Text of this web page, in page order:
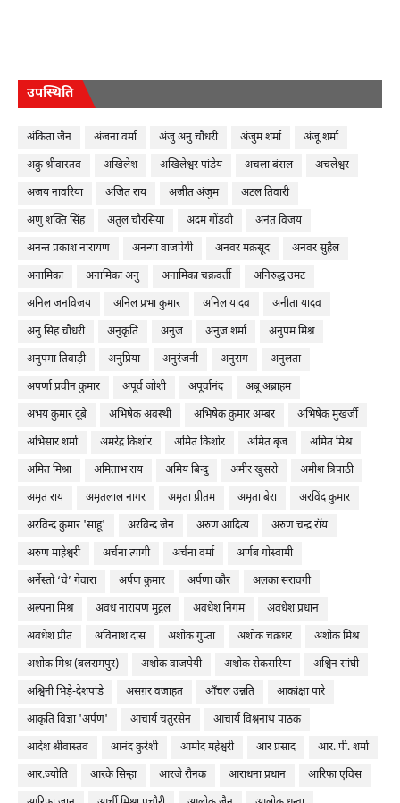
उपस्थिति
अंकिता जैन अंजना वर्मा अंजु अनु चौधरी अंजुम शर्मा
अंजू शर्मा
अकु श्रीवास्तव
अखिलेश अखिलेश्वर पांडेय अचला बंसल
अचलेश्वर
अजय नावरिया
अजित राय अजीत अंजुम
अटल तिवारी
अणु शक्ति सिंह
अतुल चौरसिया अदम गोंडवी
अनंत विजय
अनन्त प्रकाश नारायण
अनन्या वाजपेयी अनवर मक़सूद
अनवर सुहैल
अनामिका
अनामिका अनु अनामिका चक्रवर्ती
अनिरुद्ध उमट
अनिल जनविजय
अनिल प्रभा कुमार अनिल यादव
अनीता यादव
अनु सिंह चौधरी
अनुकृति अनुज अनुज शर्मा
अनुपम मिश्र
अनुपमा तिवाड़ी
अनुप्रिया अनुरंजनी अनुराग
अनुलता
अपर्णा प्रवीन कुमार
अपूर्व जोशी अपूर्वानंद
अबू अब्राहम
अभय कुमार दूबे
अभिषेक अवस्थी अभिषेक कुमार अम्बर
अभिषेक मुखर्जी
अभिसार शर्मा
अमरेंद्र किशोर अमित किशोर अमित बृज
अमित मिश्र
अमित मिश्रा
अमिताभ राय अमिय बिन्दु अमीर खुसरो
अमीश त्रिपाठी
अमृत राय
अमृतलाल नागर अमृता प्रीतम अमृता बेरा
अरविंद कुमार
अरविन्द कुमार 'साहू'
अरविन्द जैन अरुण आदित्य
अरुण चन्द्र रॉय
अरुण माहेश्वरी
अर्चना त्यागी अर्चना वर्मा
अर्णब गोस्वामी
अर्नेस्तो ‘चे’ गेवारा
अर्पण कुमार अर्पणा कौर
अलका सरावगी
अल्पना मिश्र
अवध नारायण मुद्गल अवधेश निगम
अवधेश प्रधान
अवधेश प्रीत
अविनाश दास अशोक गुप्ता अशोक चक्रधर
अशोक मिश्र
अशोक मिश्र (बलरामपुर)
अशोक वाजपेयी अशोक सेकसरिया
अश्विन सांघी
अश्विनी भिड़े-देशपांडे
असग़र वजाहत आँचल उन्नति
आकांक्षा पारे
आकृति विज्ञा 'अर्पण'
आचार्य चतुरसेन
आचार्य विश्वनाथ पाठक
आदेश श्रीवास्तव
आनंद कुरेशी आमोद महेश्वरी आर प्रसाद
आर. पी. शर्मा
आर.ज्योति
आरके सिन्हा आरजे रौनक आराधना प्रधान
आरिफा एविस